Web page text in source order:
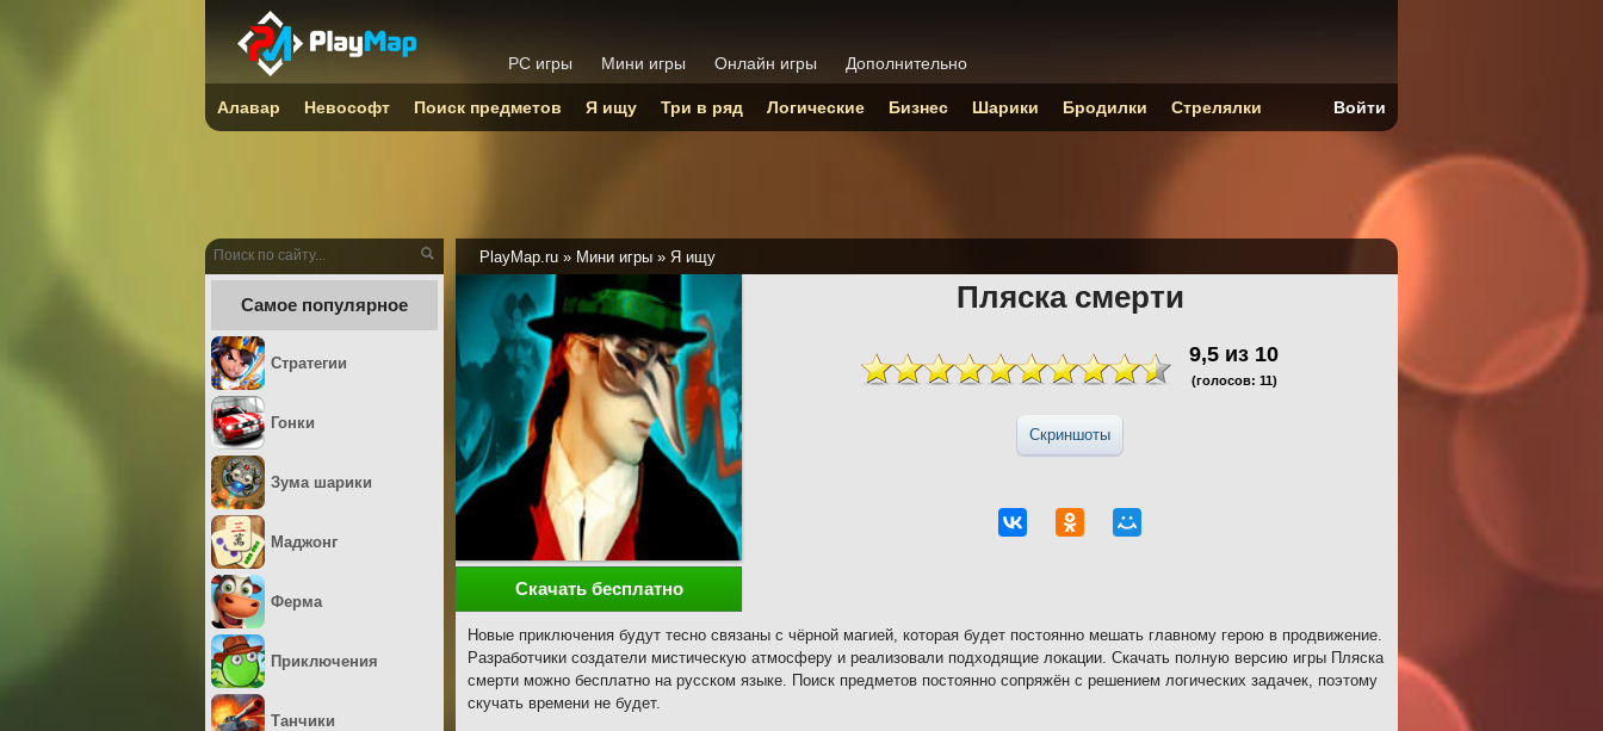
PlayMap.ru » Мини игры » Я ищу
Пляска смерти
9,5 из 10
(голосов: 11)
Скриншоты
Скачать бесплатно
Новые приключения будут тесно связаны с чёрной магией, которая будет постоянно мешать главному герою в продвижение.
Разработчики создатели мистическую атмосферу и реализовали подходящие локации. Скачать полную версию игры Пляска
смерти можно бесплатно на русском языке. Поиск предметов постоянно сопряжён с решением логических задачек, поэтому
скучать времени не будет.
Самое популярное
Стратегии
Гонки
Зума шарики
Маджонг
Ферма
Приключения
Танчики
PC игры Мини игры Онлайн игры Дополнительно
Алавар Невософт Поиск предметов Я ищу Три в ряд Логические Бизнес Шарики Бродилки Стрелялки Войти